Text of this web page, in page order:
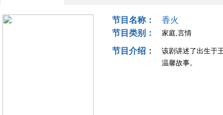
节目名称：
香火
节目类别：
家庭,言情
节目介绍：
该剧讲述了出生于
温馨故事。